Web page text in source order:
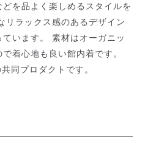
を品よく楽しめるスタイルを
リラックス感のあるデザイン
います。 素材はオーガニッ
着心地も良い館内着です。
同プロダクトです。